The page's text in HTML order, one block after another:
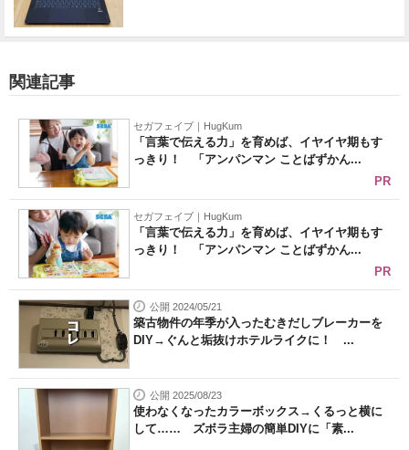
関連記事
セガフェイブ｜HugKum
「言葉で伝える力」を育めば、イヤイヤ期もす
っきり！ 「アンパンマン ことばずかん...
PR
セガフェイブ｜HugKum
「言葉で伝える力」を育めば、イヤイヤ期もす
っきり！ 「アンパンマン ことばずかん...
PR
公開 2024/05/21
築古物件の年季が入ったむきだしブレーカーを
DIY→ぐんと垢抜けホテルライクに！ ...
公開 2025/08/23
使わなくなったカラーボックス→くるっと横に
して…… ズボラ主婦の簡単DIYに「素...